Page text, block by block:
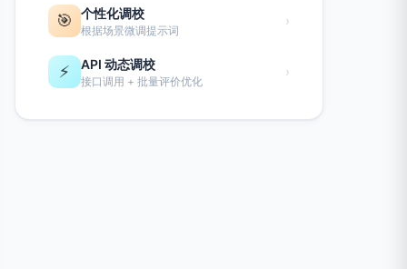
🎯 个性化调校
根据场景微调提示词
›
⚡ API 动态调校
接口调用 + 批量评价优化
›